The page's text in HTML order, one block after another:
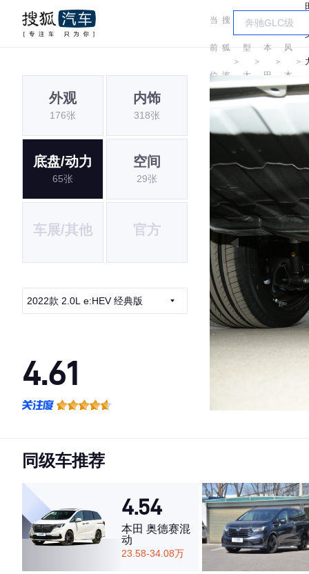
当
前
位
置:
搜
狐
汽
车
＞
车
型
大
＞
本
田
＞
东
风
本
＞
外观
176张
内饰
318张
底盘/动力
65张
空间
29张
车展/其他 官方
2022款 2.0L e:HEV 经典版
4.61
·空间表现一般，低于77%同级车
同级车推荐
4.54
本田 奥德赛混
动
23.58-34.08万